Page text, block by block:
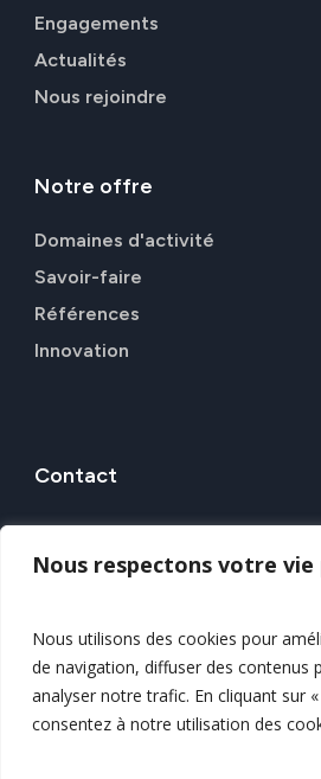
Nous respectons votre vie
Nous utilisons des cookies pour
de navigation, diffuser des contenus
analyser notre trafic. En cliquant sur
consentez à notre utilisation des
Engagements
Actualités
Nous rejoindre
Notre offre
Domaines d'activité
Savoir-faire
Références
Innovation
Contact
7 Rue Alfred Kastler, 44307
Politique de